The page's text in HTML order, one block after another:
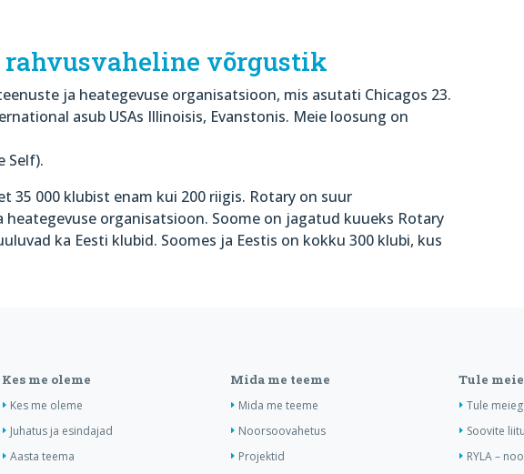
võrgustik
ja heategevuse organisatsioon, mis asutati Chicagos 23.
asub USAs Illinoisis, Evanstonis. Meie loosung on
Self).
35 000 klubist enam kui 200 riigis. Rotary on suur
heategevuse organisatsioon. Soome on jagatud kuueks Rotary
ka Eesti klubid. Soomes ja Eestis on kokku 300 klubi, kus
Kes me oleme
Kes me oleme
Juhatus ja esindajad
Aasta teema
Mida me teeme
Mida me teeme
Noorsoovahetus
Projektid
Tule
Tule
Soovite
RYLA –